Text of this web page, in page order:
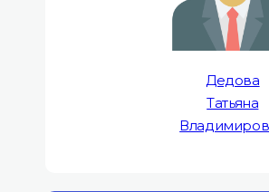
Дедова
Татьяна